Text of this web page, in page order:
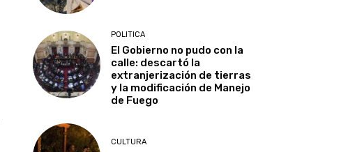
POLITICA
El Gobierno no pudo con la
calle: descartó la
extranjerización de tierras
y la modificación de Manejo
de Fuego
CULTURA